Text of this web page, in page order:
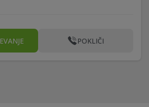
POKLIČI